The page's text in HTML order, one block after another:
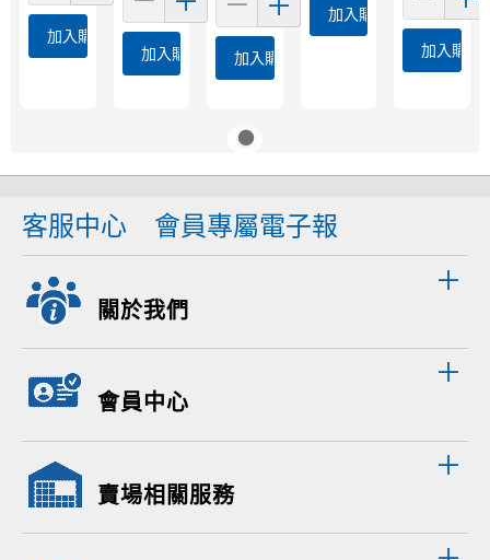
加入購物車
加入購物車 加入購物車
加入購物車
加入購物
客服中心 會員專屬電子報
關於我們
會員中心
賣場相關服務